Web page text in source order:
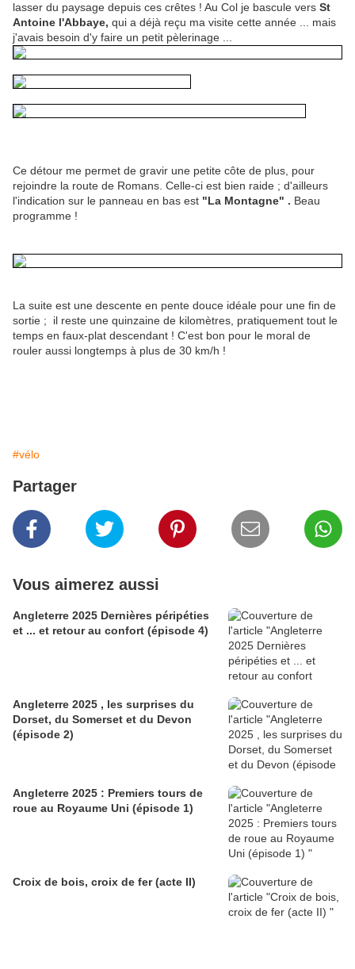
lasser du paysage depuis ces crêtes ! Au Col je bascule vers St
Antoine l'Abbaye, qui a déjà reçu ma visite cette année ... mais
j'avais besoin d'y faire un petit pèlerinage ...
Ce détour me permet de gravir une petite côte de plus, pour
rejoindre la route de Romans. Celle-ci est bien raide ; d'ailleurs
l'indication sur le panneau en bas est "La Montagne" . Beau
programme !
La suite est une descente en pente douce idéale pour une fin de
sortie ; il reste une quinzaine de kilomètres, pratiquement tout le
temps en faux-plat descendant ! C'est bon pour le moral de
rouler aussi longtemps à plus de 30 km/h !
#vélo
Partager
Vous aimerez aussi
Angleterre 2025 Dernières péripéties
et ... et retour au confort (épisode 4)
Angleterre 2025 , les surprises du
Dorset, du Somerset et du Devon
(épisode 2)
Angleterre 2025 : Premiers tours de
roue au Royaume Uni (épisode 1)
Croix de bois, croix de fer (acte II)